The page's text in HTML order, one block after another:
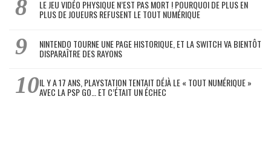
LE JEU VIDÉO PHYSIQUE N’EST PAS MORT ! POURQUOI DE PLUS EN
PLUS DE JOUEURS REFUSENT LE TOUT NUMÉRIQUE
NINTENDO TOURNE UNE PAGE HISTORIQUE, ET LA SWITCH VA BIENTÔT
DISPARAÎTRE DES RAYONS
IL Y A 17 ANS, PLAYSTATION TENTAIT DÉJÀ LE « TOUT NUMÉRIQUE »
AVEC LA PSP GO… ET C’ÉTAIT UN ÉCHEC